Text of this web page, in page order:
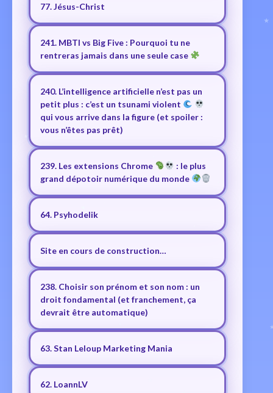
77. Jésus-Christ
241. MBTI vs Big Five : Pourquoi tu ne
rentreras jamais dans une seule case
240. L’intelligence artificielle n’est pas un
petit plus : c’est un tsunami violent
qui vous arrive dans la figure (et spoiler :
vous n’êtes pas prêt)
239. Les extensions Chrome
: le plus
grand dépotoir numérique du monde
64. Psyhodelik
Site en cours de construction…
238. Choisir son prénom et son nom : un
droit fondamental (et franchement, ça
devrait être automatique)
63. Stan Leloup Marketing Mania
62. LoannLV